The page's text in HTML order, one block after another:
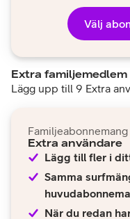
Välj
Extra familjemedlem
Lägg upp till 9 Extra
Familjeabonnemang
Extra användare
Lägg till fler i
Samma
När du redan